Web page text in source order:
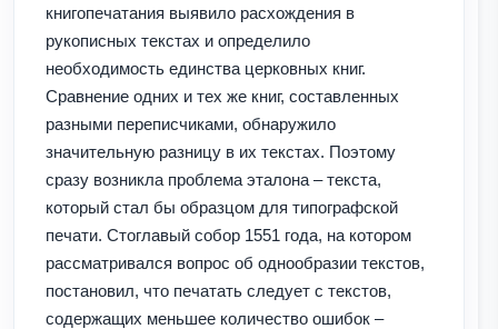
книгопечатания выявило расхождения в
рукописных текстах и определило
необходимость единства церковных книг.
Сравнение одних и тех же книг, составленных
разными переписчиками, обнаружило
значительную разницу в их текстах. Поэтому
сразу возникла проблема эталона – текста,
который стал бы образцом для типографской
печати. Стоглавый собор 1551 года, на котором
рассматривался вопрос об однообразии текстов,
постановил, что печатать следует с текстов,
содержащих меньшее количество ошибок –